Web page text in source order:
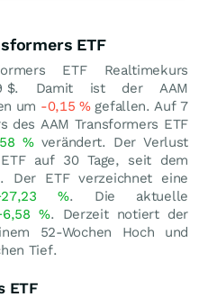
ETF
ETF Realtimekurs
$. Damit ist der AAM
um -0,15%gefallen. Auf 7
des AAM Transformers ETF
%verändert. Der Verlust
auf 30 Tage, seit dem
. Der ETF verzeichnet eine
%. Die aktuelle
%. Derzeit notiert der
52-Wochen Hoch und
Tief.
ETF